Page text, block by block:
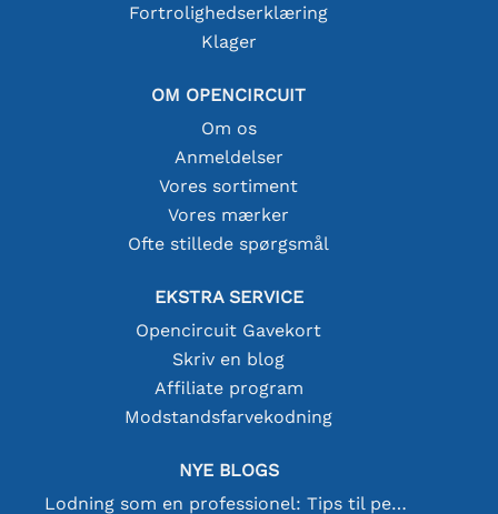
Fortrolighedserklæring
Klager
OM OPENCIRCUIT
Om os
Anmeldelser
Vores sortiment
Vores mærker
Ofte stillede spørgsmål
EKSTRA SERVICE
Opencircuit Gavekort
Skriv en blog
Affiliate program
Modstandsfarvekodning
NYE BLOGS
Lodning som en professionel: Tips til perfekte elektroniske forbindelser